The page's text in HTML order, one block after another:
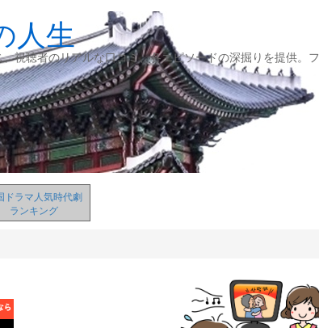
人生
視聴者のリアルな口コミ、各エピソードの深掘りを提供。フ
ドラマ人気時代劇
ランキング